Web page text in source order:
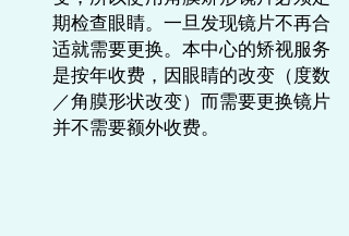
期检查眼睛。一旦发现镜片不再合
适就需要更换。本中心的矫视服务
是按年收费，因眼睛的改变（度数
／角膜形状改变）而需要更换镜片
并不需要额外收费。